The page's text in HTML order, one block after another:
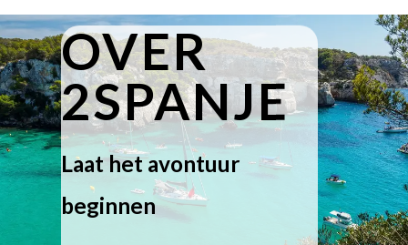
OVER
2SPANJE
Laat het avontuur
beginnen